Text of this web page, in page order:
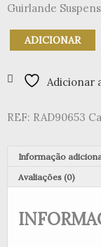
Guirlande
Quantidade
de
Suspensa
Estrelas
ADICIONAR
Adicionar
REF: RAD90653
Informação
Avaliações (0)